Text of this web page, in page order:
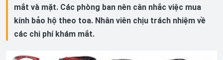
mắt và mặt. Các phòng ban nên cân nhắc việc mua
kính bảo hộ theo toa. Nhân viên chịu trách nhiệm về
các chi phí khám mắt.